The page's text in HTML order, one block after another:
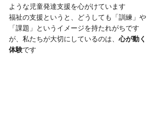
ような児童発達支援を心がけています
福祉の支援というと、どうしても「訓練」や
「課題」というイメージを持たれがちです
が、私たちが大切にしているのは、 心が動く
体験です